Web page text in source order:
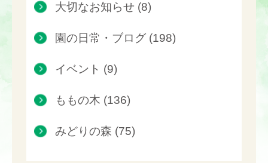
大切なお知らせ (8)
園の日常・ブログ (198)
イベント (9)
ももの木 (136)
みどりの森 (75)